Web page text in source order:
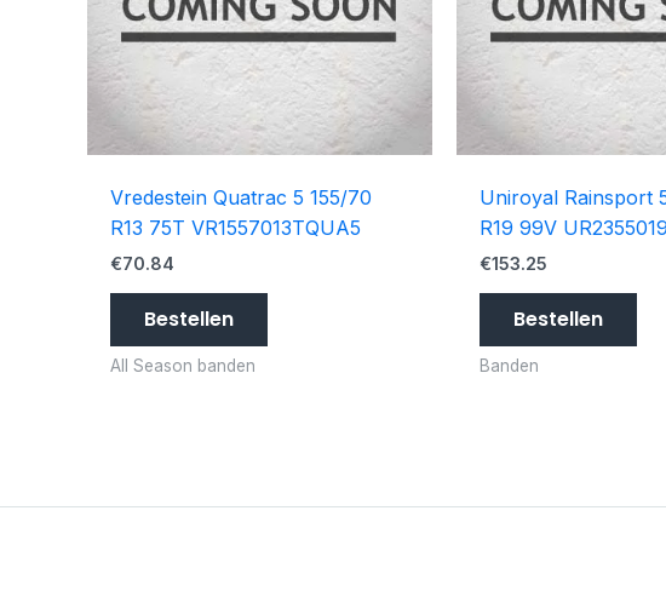
Vredestein Quatrac 5 155/70
R13 75T VR1557013TQUA5
€70.84
Bestellen
All Season banden
Uniroyal Rainsport
R19 99V
€153.25
Bestellen
Banden